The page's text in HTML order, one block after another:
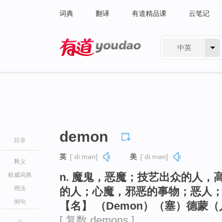
词典 翻译 有道精品课 云笔记
中英
目录
释义
权威词典
用法
例句
demon
英 [ˈdiːmən] 美 [ˈdiːmən]
n. 魔鬼，恶魔；技艺出众的人，
的人；心魔，邪恶的事物；恶人
【名】 （Demon）（塞）德蒙